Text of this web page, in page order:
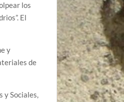
los
El
y
de
y Sociales,